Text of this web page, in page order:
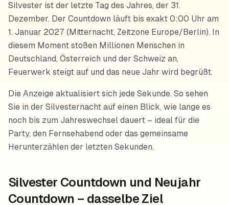
Silvester ist der letzte Tag des Jahres, der 31.
Dezember. Der Countdown läuft bis exakt 0:00 Uhr am
1. Januar 2027 (Mitternacht, Zeitzone Europe/Berlin). In
diesem Moment stoßen Millionen Menschen in
Deutschland, Österreich und der Schweiz an,
Feuerwerk steigt auf und das neue Jahr wird begrüßt.
Die Anzeige aktualisiert sich jede Sekunde. So sehen
Sie in der Silvesternacht auf einen Blick, wie lange es
noch bis zum Jahreswechsel dauert – ideal für die
Party, den Fernsehabend oder das gemeinsame
Herunterzählen der letzten Sekunden.
Silvester Countdown und Neujahr
Countdown – dasselbe Ziel